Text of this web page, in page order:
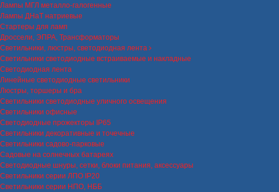
Лампы МГЛ металло-галогенные
Лампы ДНаТ натриевые
Стартеры для ламп
Дроссели, ЭПРА, Трансформаторы
Светильники, люстры, светодиодная лента
Светильники светодиодные встраиваемые и накладные
Светодиодная лента
Линейные светодиодные светильники
Люстры, торшеры и бра
Светильники светодиодные уличного освещения
Светильники офисные
Светодиодные прожекторы IP65
Светильники декоративные и точечные
Светильники садово-парковые
Садовые на солнечных батареях
Светодиодные шнуры, сетки, блоки питания, аксессуары
Светильники серии ЛПО IP20
Светильники серии НПО, НББ